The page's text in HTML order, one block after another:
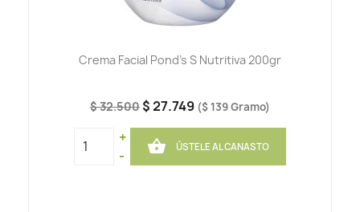
Crema Facial Pond's S Nutritiva 200gr
$ 32.500 $ 27.749 ($ 139 Gramo)
+
-
 ÚSTELE AL CANASTO